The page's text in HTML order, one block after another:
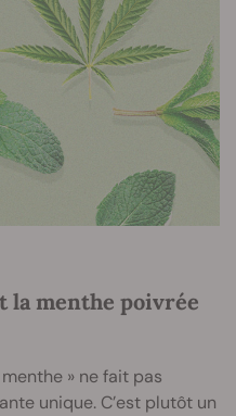
la menthe poivrée
» ne fait pas
unique. C’est plutôt un